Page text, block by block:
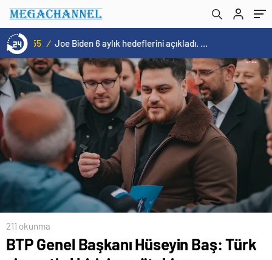
23:55 /
karşıya
211 okunma
BTP Genel Başkanı Hüseyin Baş: Türk